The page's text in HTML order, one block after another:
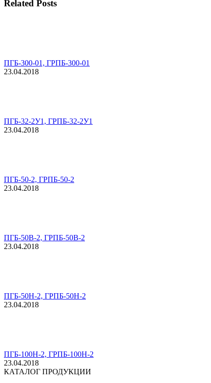
Related Posts
ПГБ-300-01, ГРПБ-300-01
23.04.2018
ПГБ-32-2У1, ГРПБ-32-2У1
23.04.2018
ПГБ-50-2, ГРПБ-50-2
23.04.2018
ПГБ-50В-2, ГРПБ-50В-2
23.04.2018
ПГБ-50Н-2, ГРПБ-50Н-2
23.04.2018
ПГБ-100Н-2, ГРПБ-100Н-2
23.04.2018
КАТАЛОГ ПРОДУКЦИИ